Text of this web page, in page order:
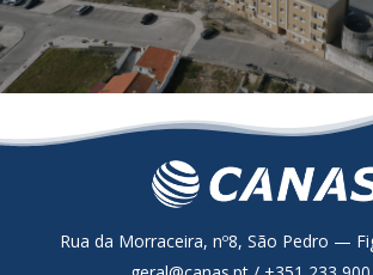
Rua da Morraceira, nº8, São Pedro —